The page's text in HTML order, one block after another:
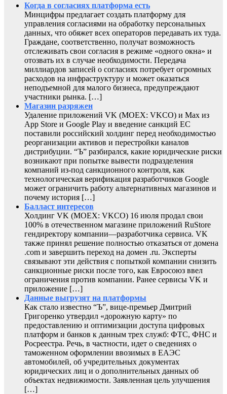
Когда в согласиях платформа есть
Минцифры предлагает создать платформу для
управления согласиями на обработку персональных
данных, что обяжет всех операторов передавать их туда.
Граждане, соответственно, получат возможность
отслеживать свои согласия в режиме «одного окна» и
отозвать их в случае необходимости. Передача
миллиардов записей о согласиях потребует огромных
расходов на инфраструктуру и может оказаться
неподъемной для малого бизнеса, предупреждают
участники рынка. […]
Магазин разряжен
Удаление приложений VK (MOEX: VKCO) и Max из
App Store и Google Play и введение санкций ЕС
поставили российский холдинг перед необходимостью
реорганизации активов и перестройки каналов
дистрибуции. “Ъ” разбирался, какие юридические риски
возникают при попытке вывести подразделения
компаний из-под санкционного контроля, как
технологическая верификация разработчиков Google
может ограничить работу альтернативных магазинов и
почему история […]
Балласт интересов
Холдинг VK (MOEX: VKCO) 16 июля продал свои
100% в отечественном магазине приложений RuStore
гендиректору компании—разработчика сервиса. VK
также принял решение полностью отказаться от домена
.com и завершить переход на домен .ru. Эксперты
связывают эти действия с попыткой компании снизить
санкционные риски после того, как Евросоюз ввел
ограничения против компании. Ранее сервисы VK и
приложение […]
Данные выгрузят на платформы
Как стало известно “Ъ”, вице-премьер Дмитрий
Григоренко утвердил «дорожную карту» по
предоставлению и оптимизации доступа цифровых
платформ и банков к данным трех служб: ФТС, ФНС и
Росреестра. Речь, в частности, идет о сведениях о
таможенном оформлении ввозимых в ЕАЭС
автомобилей, об учредительных документах
юридических лиц и о дополнительных данных об
объектах недвижимости. Заявленная цель улучшения
[…]